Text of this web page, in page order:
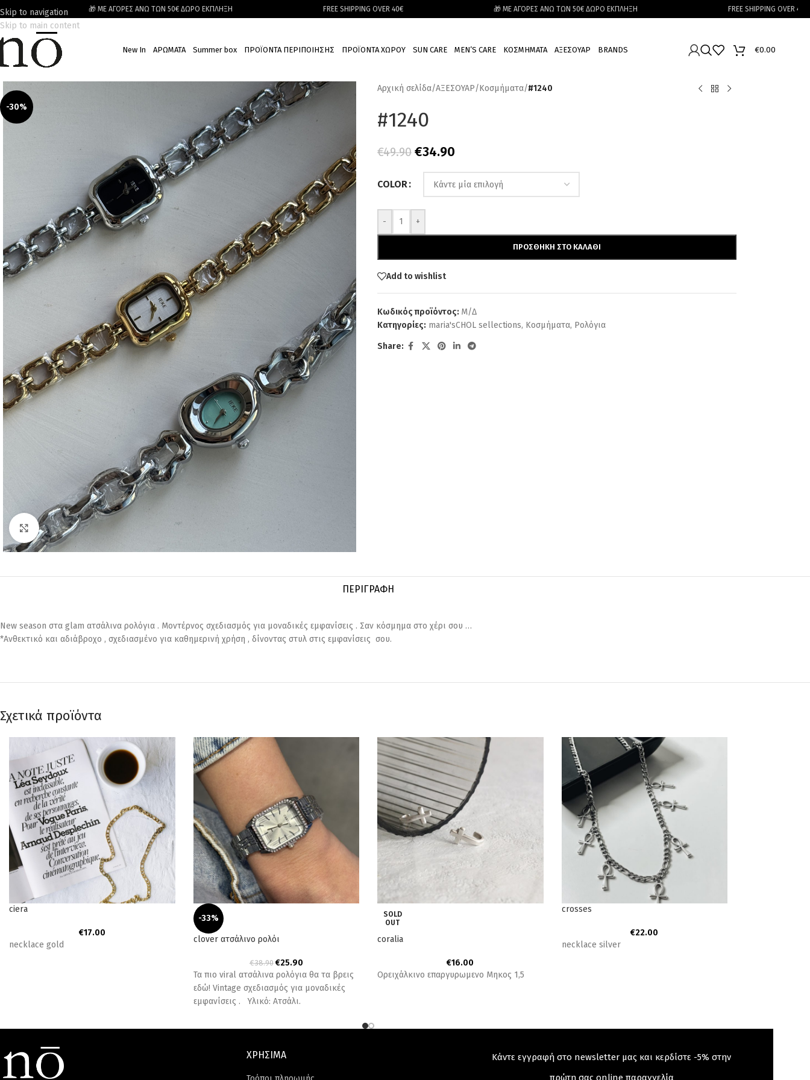
Skip to navigation
Skip to main content
🎁 ΜΕ ΑΓΟΡΕΣ ΑΝΩ ΤΩΝ 50€ ΔΩΡΟ ΕΚΠΛΗΞΗ FREE SHIPPING OVER 40€ 🎁 ΜΕ ΑΓΟΡΕΣ ΑΝΩ ΤΩΝ 50€ ΔΩΡΟ ΕΚΠΛΗΞΗ FREE SHIPPING OVER 40€
New In ΑΡΩΜΑΤΑ Summer box ΠΡΟΪΟΝΤΑ ΠΕΡΙΠΟΙΗΣΗΣ ΠΡΟΪΟΝΤΑ ΧΩΡΟΥ SUN CARE MEN’S CARE ΚΟΣΜΗΜΑΤΑ ΑΞΕΣΟΥΑΡ BRANDS €0.00
-30%
Click to enlarge
Αρχική σελίδα/ΑΞΕΣΟΥΑΡ/Κοσμήματα/#1240
#1240
€49.90 €34.90
COLOR
- +
ΠΡΟΣΘΉΚΗ ΣΤΟ ΚΑΛΆΘΙ
Add to wishlist
Κωδικός προϊόντος: Μ/Δ
Κατηγορίες: maria'sCHOL sellections, Κοσμήματα, Ρολόγια
Share:
ΠΕΡΙΓΡΑΦΉ
New season στα glam ατσάλινα ρολόγια . Μοντέρνος σχεδιασμός για μοναδικές εμφανίσεις . Σαν κόσμημα στο χέρι σου …
*Ανθεκτικό και αδιάβροχο , σχεδιασμένο για καθημερινή χρήση , δίνοντας στυλ στις εμφανίσεις σου.
Σχετικά προϊόντα
ciera
€17.00
necklace gold
-33%
clover ατσάλινο ρολόι
€38.90 €25.90
Τα πιο viral ατσάλινα ρολόγια θα τα βρεις
εδώ! Vintage σχεδιασμός για μοναδικές
εμφανίσεις . Υλικό: Ατσάλι.
SOLD
OUT
coralia
€16.00
Ορειχάλκινο επαργυρωμενο Μηκος 1,5
crosses
€22.00
necklace silver
ΧΡΗΣΙΜΑ
Κάντε εγγραφή στο newsletter μας και κερδίστε -5% στην
πρώτη σας online παραγγελία